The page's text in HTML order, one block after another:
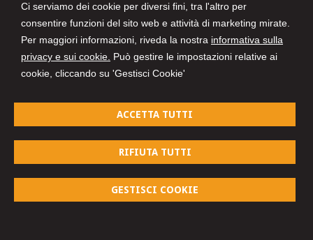
Ci serviamo dei cookie per diversi fini, tra l'altro per
consentire funzioni del sito web e attività di marketing mirate.
Per maggiori informazioni, riveda la nostra informativa sulla
privacy e sui cookie. Può gestire le impostazioni relative ai
cookie, cliccando su 'Gestisci Cookie'
ACCETTA TUTTI
RIFIUTA TUTTI
GESTISCI COOKIE
Piazza Monsignor Scarpa n. 1/D - 30014
Tel. e fax n. 0426.53082
Vicolo Amilcare Ponchielli, n. 1/3 - 45100ROVIGO